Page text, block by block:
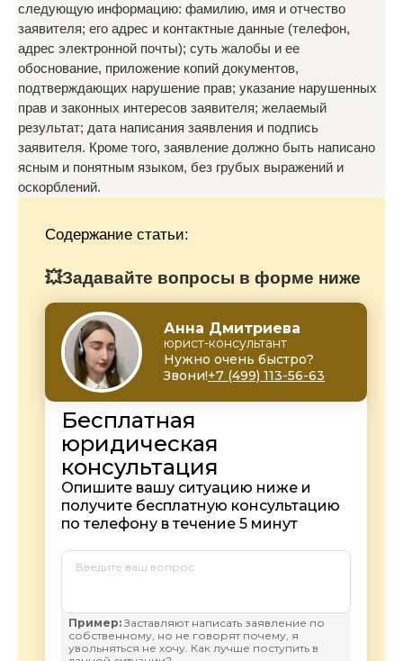
следующую информацию: фамилию, имя и отчество
заявителя; его адрес и контактные данные (телефон,
адрес электронной почты); суть жалобы и ее
обоснование, приложение копий документов,
подтверждающих нарушение прав; указание нарушенных
прав и законных интересов заявителя; желаемый
результат; дата написания заявления и подпись
заявителя. Кроме того, заявление должно быть написано
ясным и понятным языком, без грубых выражений и
оскорблений.
Содержание статьи:
💥Задавайте вопросы в форме ниже